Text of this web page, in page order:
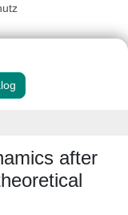
after